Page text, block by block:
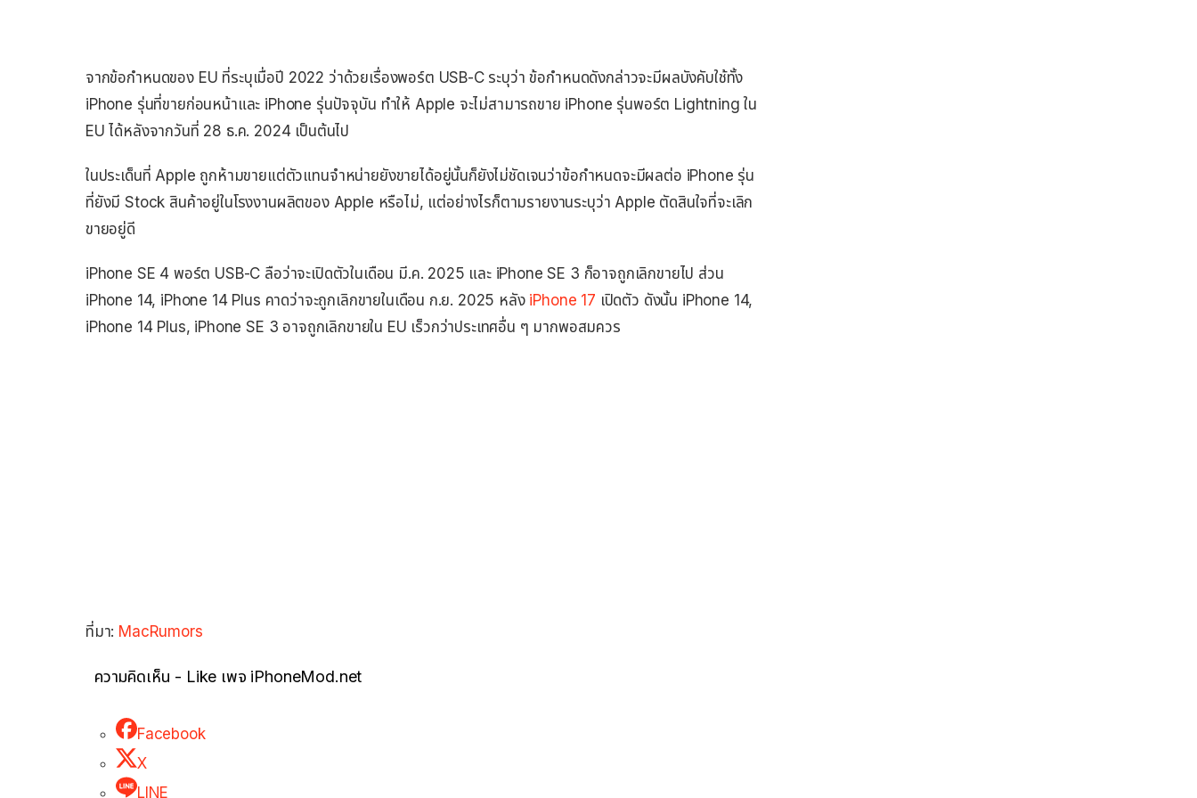
จากข้อกำหนดของ EU ที่ระบุเมื่อปี 2022 ว่าด้วยเรื่องพอร์ต USB-C ระบุว่า ข้อกำหนดดังกล่าวจะมีผลบังคับใช้ทั้ง
iPhone รุ่นที่ขายก่อนหน้าและ iPhone รุ่นปัจจุบัน ทำให้ Apple จะไม่สามารถขาย iPhone รุ่นพอร์ต Lightning ใน
EU ได้หลังจากวันที่ 28 ธ.ค. 2024 เป็นต้นไป
ในประเด็นที่ Apple ถูกห้ามขายแต่ตัวแทนจำหน่ายยังขายได้อยู่นั้นก็ยังไม่ชัดเจนว่าข้อกำหนดจะมีผลต่อ iPhone รุ่น
ที่ยังมี Stock สินค้าอยู่ในโรงงานผลิตของ Apple หรือไม่, แต่อย่างไรก็ตามรายงานระบุว่า Apple ตัดสินใจที่จะเลิก
ขายอยู่ดี
iPhone SE 4 พอร์ต USB-C ลือว่าจะเปิดตัวในเดือน มี.ค. 2025 และ iPhone SE 3 ก็อาจถูกเลิกขายไป ส่วน
iPhone 14, iPhone 14 Plus คาดว่าจะถูกเลิกขายในเดือน ก.ย. 2025 หลัง iPhone 17 เปิดตัว ดังนั้น iPhone 14,
iPhone 14 Plus, iPhone SE 3 อาจถูกเลิกขายใน EU เร็วกว่าประเทศอื่น ๆ มากพอสมควร
ที่มา: MacRumors
ความคิดเห็น - Like เพจ iPhoneMod.net
Facebook
X
LINE